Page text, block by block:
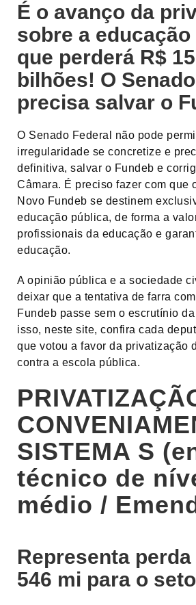
É o avanço da
sobre a
que perderá R$
bilhões! O
precisa salvar o
O Senado Federal não pode
irregularidade se concretize e
definitiva, salvar o Fundeb e
Câmara. É preciso fazer com que
Novo Fundeb se destinem
educação pública, de forma a
profissionais da educação e
educação.
A opinião pública e a sociedade
deixar que a tentativa de farra
Fundeb passe sem o escrutínio
isso, neste site, confira cada
que votou a favor da privatização
contra a escola pública.
SISTEMA S
técnico de
médio /
Representa perda
546 mi para o